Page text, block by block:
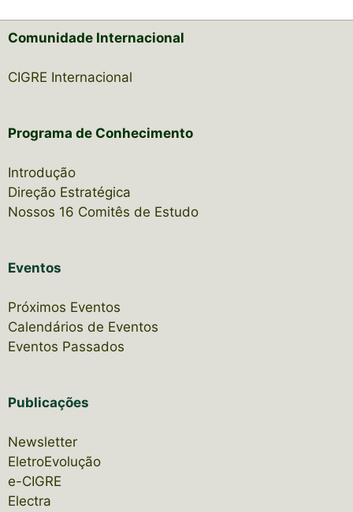
Comunidade Internacional
CIGRE Internacional
Programa de Conhecimento
Introdução
Direção Estratégica
Nossos 16 Comitês de Estudo
Eventos
Próximos Eventos
Calendários de Eventos
Eventos Passados
Publicações
Newsletter
EletroEvolução
e-CIGRE
Electra